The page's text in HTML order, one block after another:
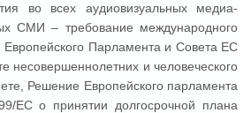
во всех аудиовизуальных медиа-
СМИ – требование международного
Парламента и Совета ЕС
несовершеннолетних и человеческого
Решение Европейского парламента
ЕС о принятии долгосрочной плана